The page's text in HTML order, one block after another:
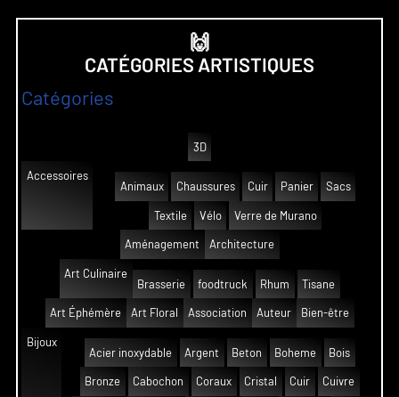
🙌
CATÉGORIES ARTISTIQUES
Catégories
3D
Accessoires
Animaux
Chaussures Cuir Panier Sacs
Textile Vélo Verre de Murano
Aménagement Architecture
Art Culinaire
Brasserie
foodtruck Rhum Tisane
Art Éphémère Art Floral Association Auteur Bien-être
Bijoux
Acier inoxydable
Argent Beton Boheme Bois
Bronze Cabochon Coraux Cristal Cuir Cuivre